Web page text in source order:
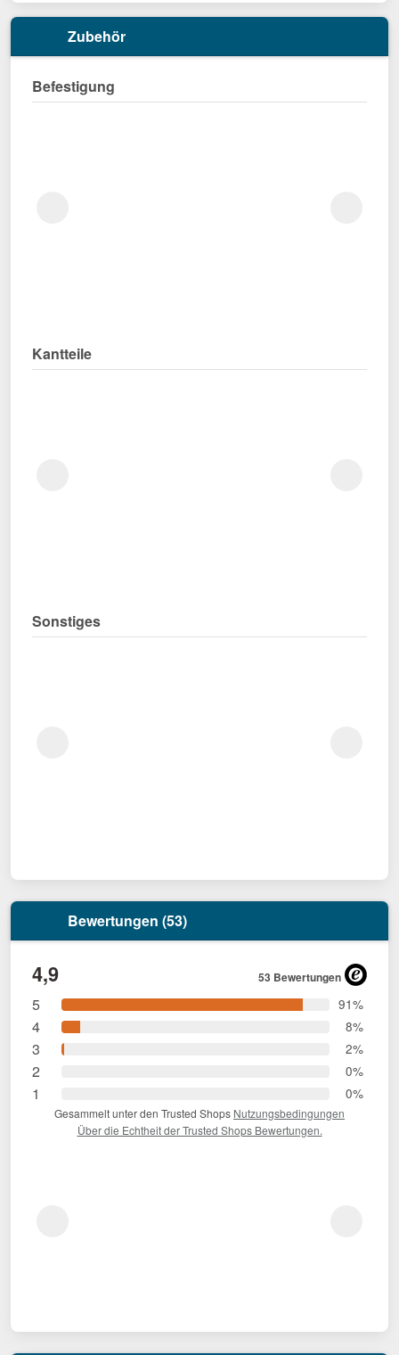
Zubehör
Befestigung
Kantteile
Sonstiges
Bewertungen (53)
4,9 53 Bewertungen
5 91%
4 8%
3 2%
2 0%
1 0%
Gesammelt unter den Trusted Shops Nutzungsbedingungen
Über die Echtheit der Trusted Shops Bewertungen.